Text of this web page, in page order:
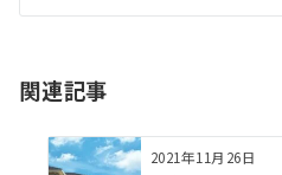
シ
ン
関連記事
2021年11月26日